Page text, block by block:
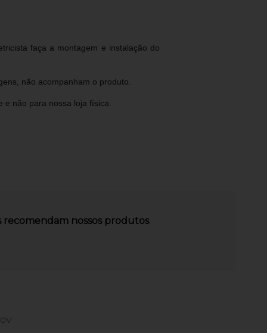
faça a montagem e instalação do
não acompanham o produto.
e não para nossa loja física.
recomendam nossos produtos